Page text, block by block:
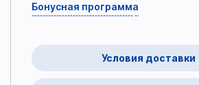
Бонусная программа
Условия доставки